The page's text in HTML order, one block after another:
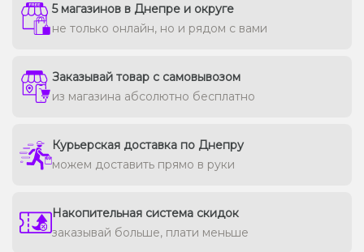
5 магазинов в Днепре и округе
не только онлайн, но и рядом с вами
Заказывай товар с самовывозом
из магазина абсолютно бесплатно
Курьерская доставка по Днепру
можем доставить прямо в руки
Накопительная система скидок
заказывай больше, плати меньше